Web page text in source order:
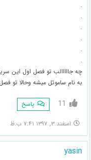
.
.
.
.
.
.
چه جااااالب تو فصل اول این
به نام ساموئل میشه وحالا تو
11 پاسخ
اسفند ۳, ۱۳۹۷ ۷:۴۱ ب.ظ
yasin